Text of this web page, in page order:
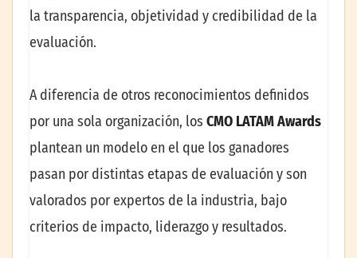
la transparencia, objetividad y credibilidad de la
evaluación.
A diferencia de otros reconocimientos definidos
por una sola organización, los CMO LATAM Awards
plantean un modelo en el que los ganadores
pasan por distintas etapas de evaluación y son
valorados por expertos de la industria, bajo
criterios de impacto, liderazgo y resultados.